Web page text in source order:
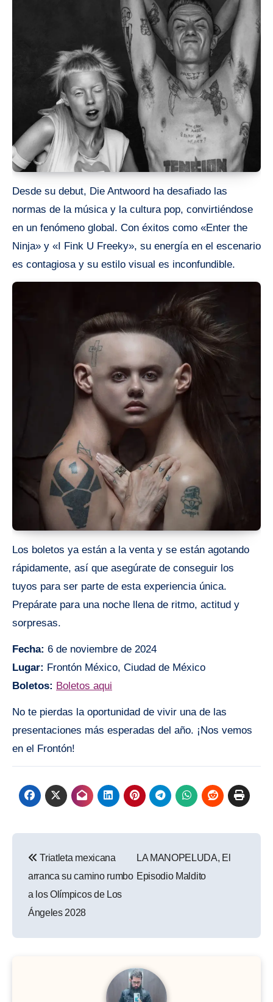
Desde su debut, Die Antwoord ha desafiado las
normas de la música y la cultura pop, convirtiéndose
en un fenómeno global. Con éxitos como «Enter the
Ninja» y «I Fink U Freeky», su energía en el escenario
es contagiosa y su estilo visual es inconfundible.
Los boletos ya están a la venta y se están agotando
rápidamente, así que asegúrate de conseguir los
tuyos para ser parte de esta experiencia única.
Prepárate para una noche llena de ritmo, actitud y
sorpresas.
Fecha: 6 de noviembre de 2024
Lugar: Frontón México, Ciudad de México
Boletos: Boletos aqui
No te pierdas la oportunidad de vivir una de las
presentaciones más esperadas del año. ¡Nos vemos
en el Frontón!
de
entradas
Triatleta mexicana
arranca su camino rumbo
a los Olímpicos de Los
Ángeles 2028
LA MANOPELUDA, El
Episodio Maldito